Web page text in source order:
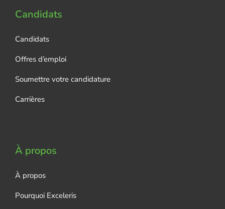
Candidats
Candidats
Offres d’emploi
Soumettre votre candidature
Carrières
À propos
À propos
Pourquoi Exceleris